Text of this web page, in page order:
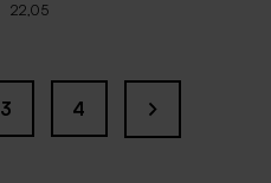
22,05
3 4